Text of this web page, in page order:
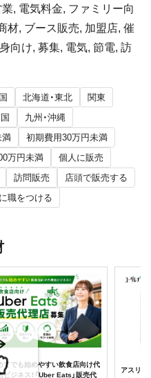
, 電気料金, ファミリー向
材, ブース販売, 加盟店, 催
向け, 募集, 電気, 節電, 訪
北海道・東北
関東
九州・沖縄
満
初期費用30万円未満
万円未満
個人に販売
訪問販売
店頭で販売する
職をつける
てでも始めやすい飲食店向け代
ビジネス！「Uber Eats」販売代
アスリー